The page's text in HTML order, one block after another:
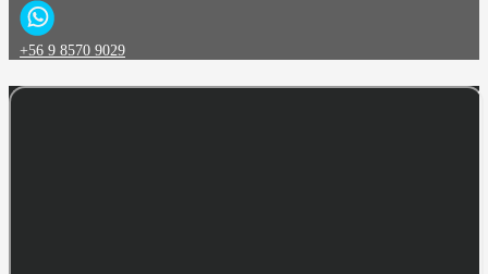
+56 9 8570 9029